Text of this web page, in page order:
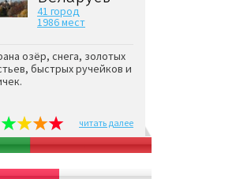
41 город
1986 мест
озёр, снега, золотых
быстрых ручейков и
читать далее